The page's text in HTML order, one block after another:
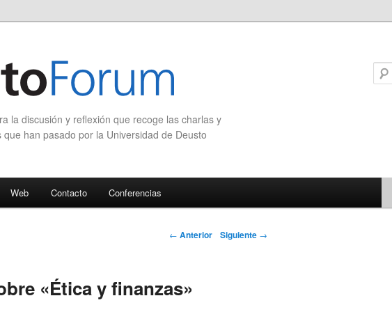
la discusión y reflexión que recoge las charlas y
han pasado por la Universidad de Deusto
Web Contacto Conferencias
Navegación de
← Anterior Siguiente →
«Ética y finanzas»